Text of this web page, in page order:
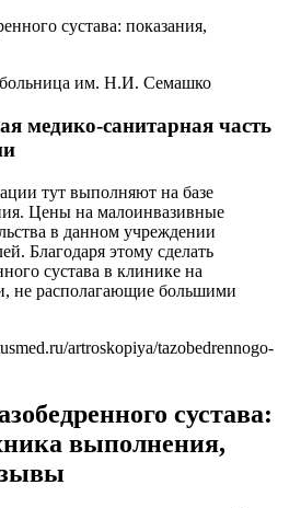
им. Н.И. Семашко
медико-санитарная часть
тут выполняют на базе
Цены на малоинвазивные
в данном учреждении
Благодаря этому сделать
сустава в клинике на
не располагающие большими
artroskopiya/tazobedrennogo-
сустава:
выполнения,